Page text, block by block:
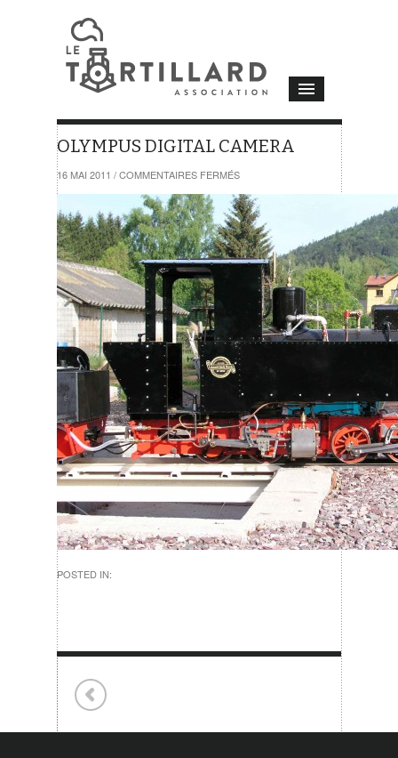
OLYMPUS DIGITAL CAMERA
16 MAI 2011 / COMMENTAIRES FERMÉSSUR
DIGITAL
CAMERA
POSTED IN: